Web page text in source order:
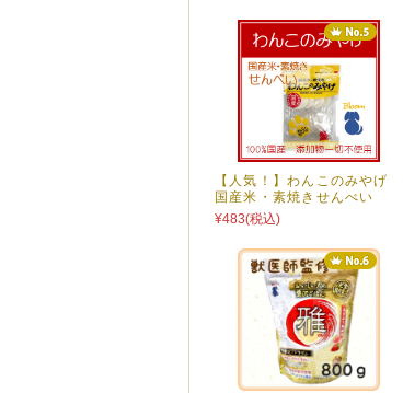
【人気！】わんこのみやげ
国産米・素焼きせんべい
¥483(税込)